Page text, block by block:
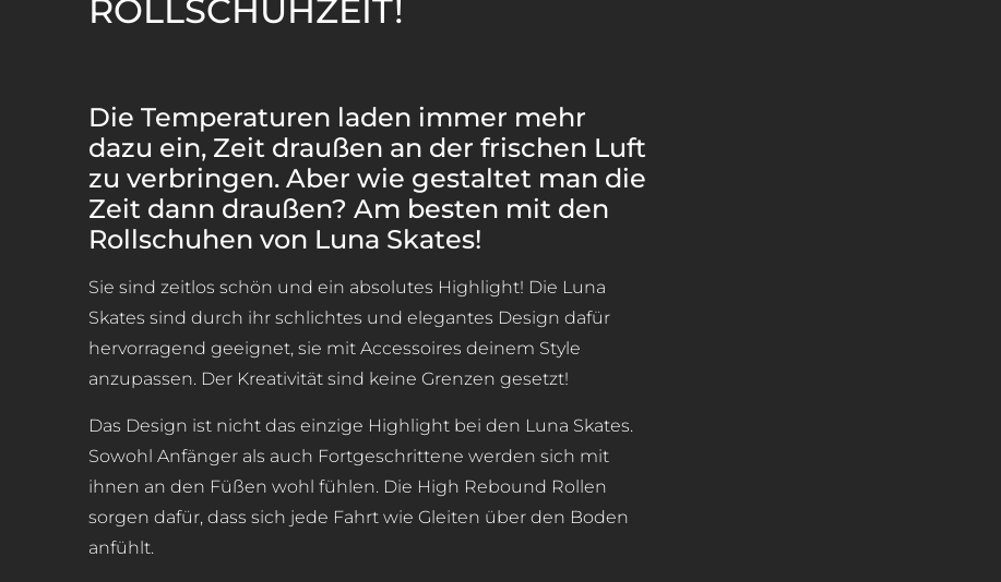
OLLSCHUHZEIT!
Die Temperaturen laden immer mehr
dazu ein, Zeit draußen an der frischen Luft
zu verbringen. Aber wie gestaltet man die
Zeit dann draußen? Am besten mit den
Rollschuhen von Luna Skates!
Sie sind zeitlos schön und ein absolutes Highlight! Die Luna
Skates sind durch ihr schlichtes und elegantes Design dafür
hervorragend geeignet, sie mit Accessoires deinem Style
anzupassen. Der Kreativität sind keine Grenzen gesetzt!
Das Design ist nicht das einzige Highlight bei den Luna Skates.
Sowohl Anfänger als auch Fortgeschrittene werden sich mit
ihnen an den Füßen wohl fühlen. Die High Rebound Rollen
sorgen dafür, dass sich jede Fahrt wie Gleiten über den Boden
anfühlt.